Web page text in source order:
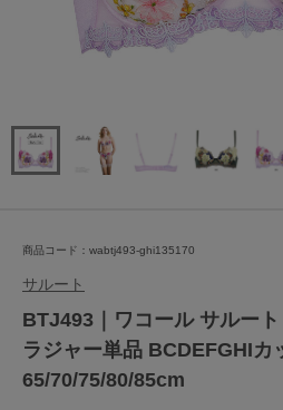
商品コード：wabtj493-ghi135170
サルート
BTJ493｜ワコール サルー
ラジャー単品 BCDEFGHIカ
65/70/75/80/85cm